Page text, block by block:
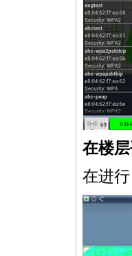
在楼
在进